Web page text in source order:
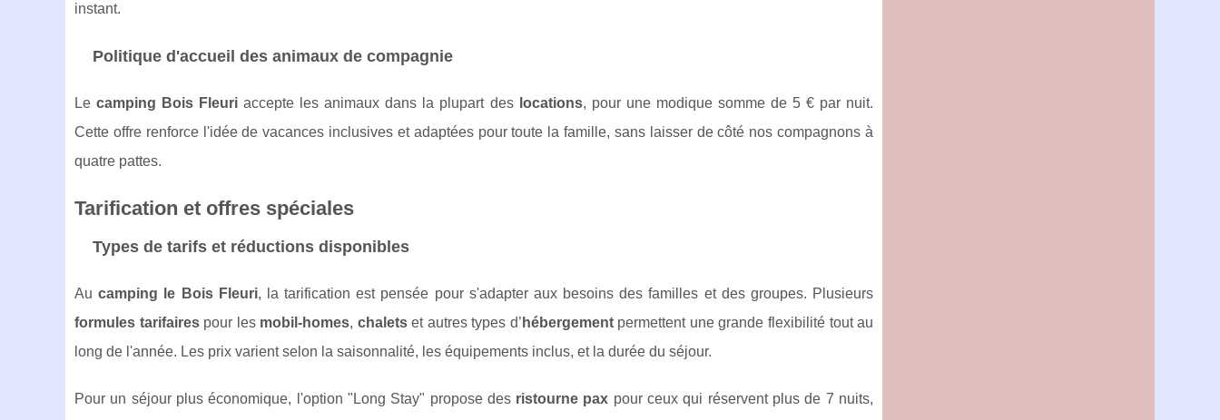
instant.
Politique d'accueil des animaux de compagnie
Lecamping Bois Fleuri accepte les animaux dans la plupart des locations, pour une modique somme de 5 € par nuit.
Cette offre renforce l'idée de vacances inclusives et adaptées pour toute la famille, sans laisser de côté nos compagnons à
quatre pattes.
Tarification et offres spéciales
Types de tarifs et réductions disponibles
Aucamping le Bois Fleuri, la tarification est pensée pour s'adapter aux besoins des familles et des groupes. Plusieurs
formules tarifairespour les mobil-homes, chaletset autres types d’ hébergementpermettent une grande flexibilité tout au
long de l'année. Les prix varient selon la saisonnalité, les équipements inclus, et la durée du séjour.
Pour un séjour plus économique, l'option "Long Stay" propose des ristourne pax pour ceux qui réservent plus de 7 nuits,